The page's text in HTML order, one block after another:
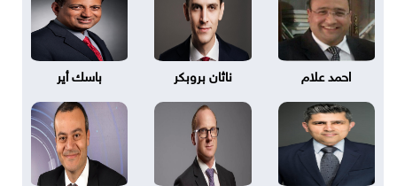
احمد علام ناثان بروبكر باسك أير